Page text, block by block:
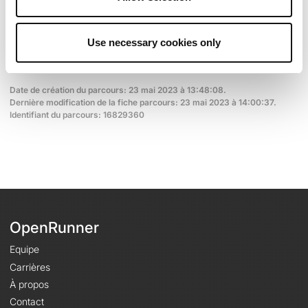
Use necessary cookies only
Alpens. Il présente une ascension cumulée de plus de 580m.
Date de création du parcours: 23 mai 2023 à 13:48:08.
Dernière modification de la fiche parcours: 23 mai 2023 à 14:00:37.
Identifiant du parcours: 16829360
OpenRunner
Equipe
Carrières
À propos
Contact